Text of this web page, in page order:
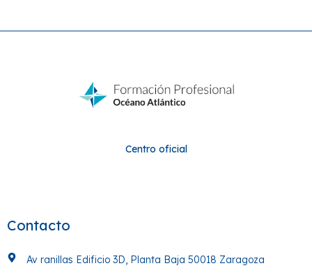
Centro oficial
Contacto
Av ranillas Edificio 3D, Planta Baja 50018 Zaragoza